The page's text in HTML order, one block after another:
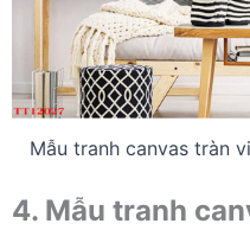
Mẫu tranh canvas tràn
4. Mẫu tranh